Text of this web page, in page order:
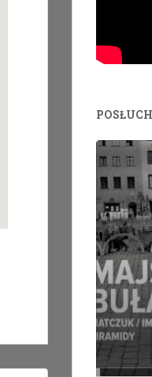
Odtwarzacz
plików
dźwiękowych